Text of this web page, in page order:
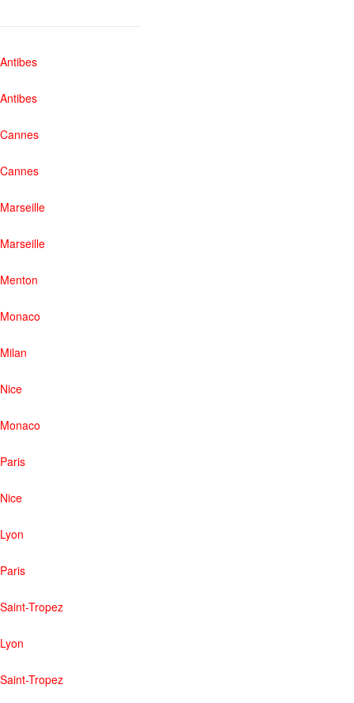
Antibes
Antibes
Cannes
Cannes
Marseille
Marseille
Menton
Monaco
Milan
Nice
Monaco
Paris
Nice
Lyon
Paris
Saint-Tropez
Lyon
Saint-Tropez